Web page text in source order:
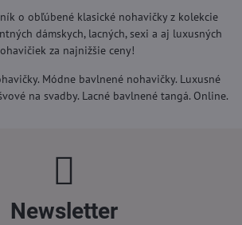
o obľúbené klasické nohavičky z kolekcie
dámskych, lacných, sexi a aj luxusných
za najnižšie ceny!
Módne bavlnené nohavičky. Luxusné
na svadby. Lacné bavlnené tangá. Online.
Newsletter